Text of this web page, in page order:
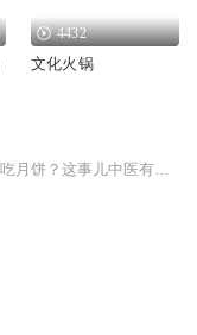
4432
文化火锅